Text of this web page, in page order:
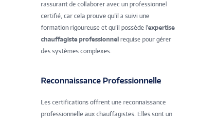
rassurant de collaborer avec un professionnel
certifié, car cela prouve qu’il a suivi une
formation rigoureuse et qu’il possède l'expertise
chauffagiste professionnel requise pour gérer
des systèmes complexes.
Reconnaissance Professionnelle
Les certifications offrent une reconnaissance
professionnelle aux chauffagistes. Elles sont un